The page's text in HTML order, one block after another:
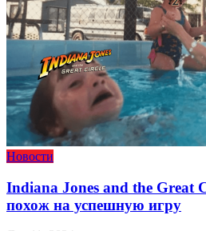
Новости
Indiana Jones and the Great
похож на успешную игру